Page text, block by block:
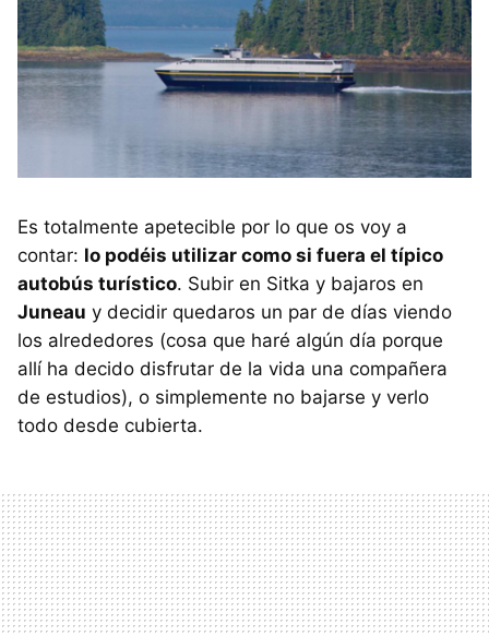
Es totalmente apetecible por lo que os voy a
contar: lo podéis utilizar como si fuera el típico
autobús turístico. Subir en Sitka y bajaros en
Juneau y decidir quedaros un par de días viendo
los alrededores (cosa que haré algún día porque
allí ha decido disfrutar de la vida una compañera
de estudios), o simplemente no bajarse y verlo
todo desde cubierta.